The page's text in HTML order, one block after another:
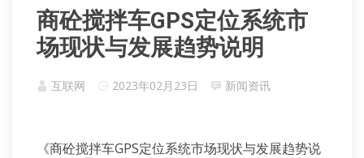
商砼搅拌车GPS定位系统市
场现状与发展趋势说明
互联网 2023年02月23日 新闻资讯
《商砼搅拌车GPS定位系统市场现状与发展趋势说